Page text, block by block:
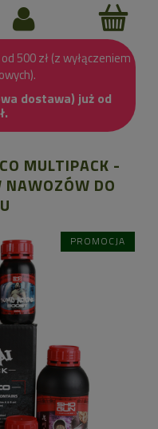
500 zł (z wyłączeniem
dostawa) już od
MULTIPACK -
DO
PROMOCJA